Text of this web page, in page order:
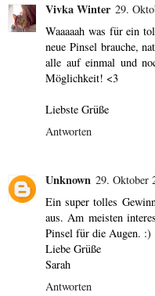
Vivka Winter 29.
Waaaaah was für ein
neue Pinsel brauche,
alle auf einmal und
Möglichkeit! <3
Liebste Grüße
Antworten
Unknown 29. Oktober
Ein super tolles
aus. Am meisten
Pinsel für die Augen. :)
Liebe Grüße
Sarah
Antworten